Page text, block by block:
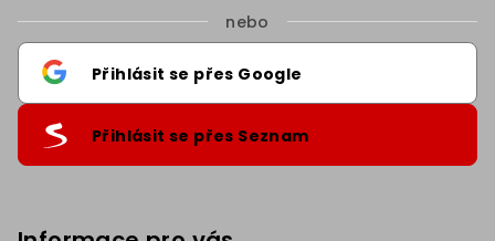
nebo
Přihlásit se přes Google
Přihlásit se přes Seznam